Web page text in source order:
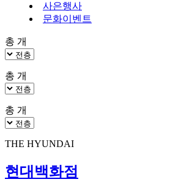
사은행사
문화이벤트
총 개
총 개
총 개
THE HYUNDAI
현대백화점